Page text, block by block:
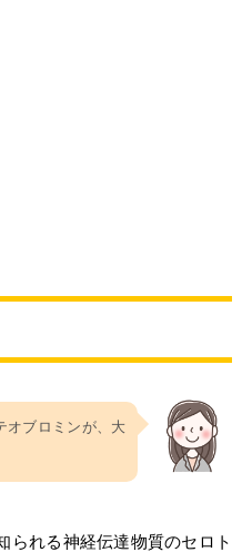
オブロミンが、大
られる神経伝達物質のセロト